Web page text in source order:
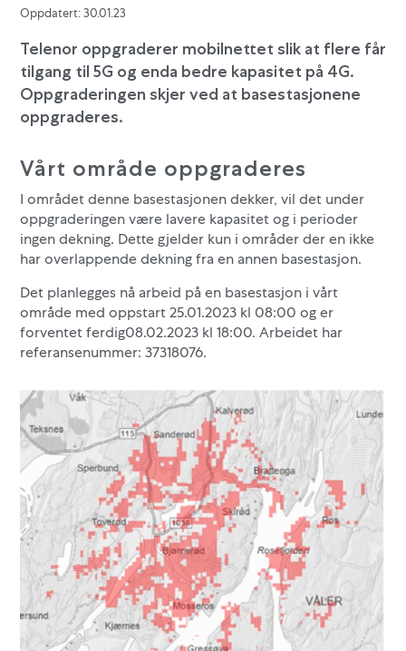
Oppdatert: 30.01.23
Telenor oppgraderer mobilnettet slik at flere får
tilgang til 5G og enda bedre kapasitet på 4G.
Oppgraderingen skjer ved at basestasjonene
oppgraderes.
Vårt område oppgraderes
I området denne basestasjonen dekker, vil det under
oppgraderingen være lavere kapasitet og i perioder
ingen dekning. Dette gjelder kun i områder der en ikke
har overlappende dekning fra en annen basestasjon.
Det planlegges nå arbeid på en basestasjon i vårt
område med oppstart 25.01.2023 kl 08:00 og er
forventet ferdig08.02.2023 kl 18:00. Arbeidet har
referansenummer: 37318076.